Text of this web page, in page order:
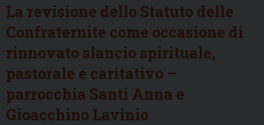
La revisione dello Statuto delle
Confraternite come occasione di
rinnovato slancio spirituale,
pastorale e caritativo –
parrocchia Santi Anna e
Gioacchino Lavinio